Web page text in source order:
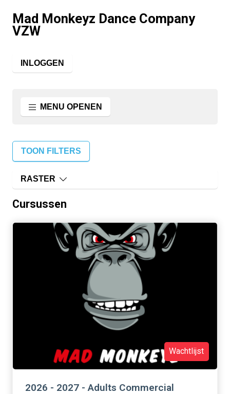
Mad Monkeyz Dance Company
VZW
INLOGGEN
MENU OPENEN
TOON FILTERS
RASTER
Cursussen
Wachtlijst
2026 - 2027 - Adults Commercial